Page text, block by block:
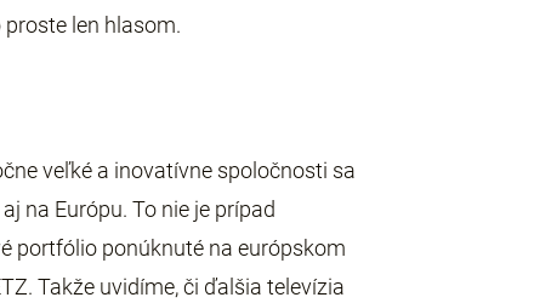
len hlasom.
veľké a inovatívne spoločnosti sa
na Európu. To nie je prípad
portfólio ponúknuté na európskom
Takže uvidíme, či ďalšia televízia